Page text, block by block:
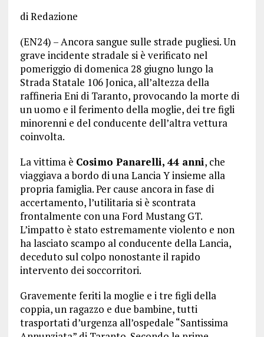
di Redazione
(EN24) – Ancora sangue sulle strade pugliesi. Un
grave incidente stradale si è verificato nel
pomeriggio di domenica 28 giugno lungo la
Strada Statale 106 Jonica, all’altezza della
raffineria Eni di Taranto, provocando la morte di
un uomo e il ferimento della moglie, dei tre figli
minorenni e del conducente dell’altra vettura
coinvolta.
La vittima è Cosimo Panarelli, 44 anni, che
viaggiava a bordo di una Lancia Y insieme alla
propria famiglia. Per cause ancora in fase di
accertamento, l’utilitaria si è scontrata
frontalmente con una Ford Mustang GT.
L’impatto è stato estremamente violento e non
ha lasciato scampo al conducente della Lancia,
deceduto sul colpo nonostante il rapido
intervento dei soccorritori.
Gravemente feriti la moglie e i tre figli della
coppia, un ragazzo e due bambine, tutti
trasportati d’urgenza all’ospedale “Santissima